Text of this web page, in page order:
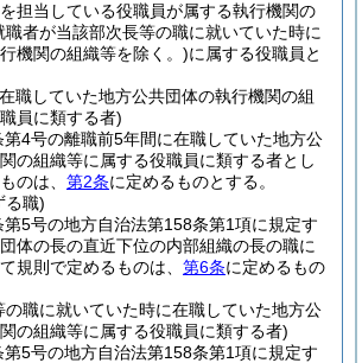
担当している役職員が属する執行機関の
職者が当該部次長等の職に就いていた時に
機関の組織等を除く。)に属する役職員と
職していた地方公共団体の執行機関の組
員に類する者)
第4号の離職前5年間に在職していた地方公
の組織等に属する役職員に類する者とし
のは、 第2条に定めるものとする。
る職)
第5号の地方自治法第158条第1項に規定す
体の長の直近下位の内部組織の長の職に
規則で定めるものは、 第6条に定めるもの
職に就いていた時に在職していた地方公
の組織等に属する役職員に類する者)
第5号の地方自治法第158条第1項に規定す